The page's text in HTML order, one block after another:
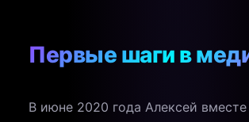
Первые шаги в
В июне 2020 года Алексей